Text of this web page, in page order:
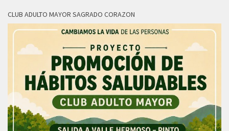
CLUB ADULTO MAYOR SAGRADO CORAZON